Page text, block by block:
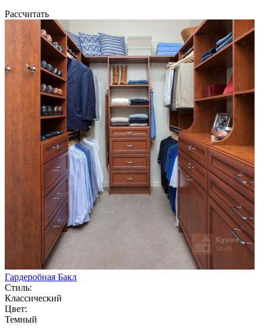
Рассчитать
Гардеробная Бакл
Стиль:
Классический
Цвет:
Темный